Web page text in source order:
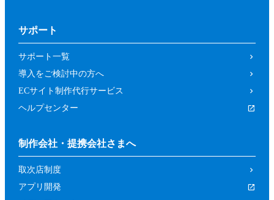
サポート
サポート一覧
導入をご検討中の方へ
ECサイト制作代行サービス
ヘルプセンター
制作会社・提携会社さまへ
取次店制度
アプリ開発